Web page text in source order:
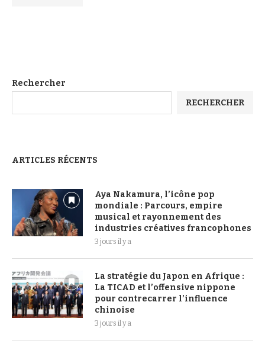
Rechercher
RECHERCHER
ARTICLES RÉCENTS
Aya Nakamura, l’icône pop
mondiale : Parcours, empire
musical et rayonnement des
industries créatives francophones
3 jours il y a
La stratégie du Japon en Afrique :
La TICAD et l’offensive nippone
pour contrecarrer l’influence
chinoise
3 jours il y a